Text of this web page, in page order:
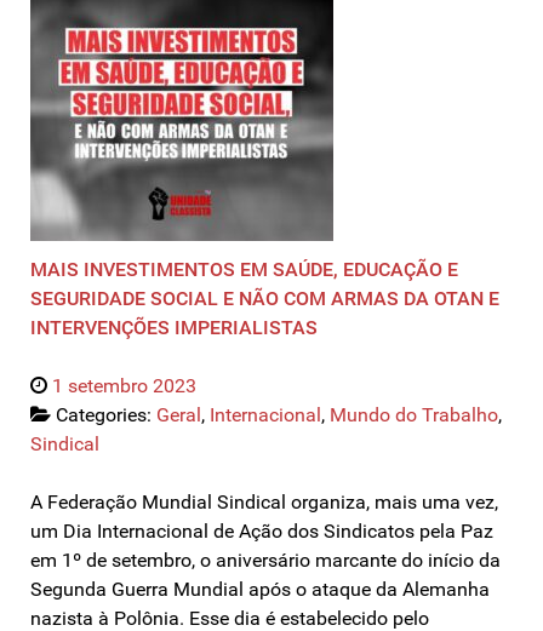
MAIS INVESTIMENTOS EM SAÚDE, EDUCAÇÃO E
SEGURIDADE SOCIAL E NÃO COM ARMAS DA OTAN E
INTERVENÇÕES IMPERIALISTAS
1 setembro 2023
Categories: Geral, Internacional, Mundo do Trabalho,
Sindical
A Federação Mundial Sindical organiza, mais uma vez,
um Dia Internacional de Ação dos Sindicatos pela Paz
em 1º de setembro, o aniversário marcante do início da
Segunda Guerra Mundial após o ataque da Alemanha
nazista à Polônia. Esse dia é estabelecido pelo